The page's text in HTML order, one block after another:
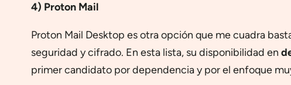
4) Proton Mail
Proton Mail Desktop es otra opción que me cuadra
seguridad y cifrado. En esta lista, su disponibilidad en
primer candidato por dependencia y por el enfoque